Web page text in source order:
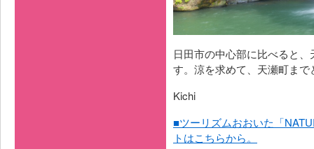
日田市の中心部に比べると
す。涼を求めて、天瀬町まで
Kichi
■ツーリズムおおいた「
トはこちらから。